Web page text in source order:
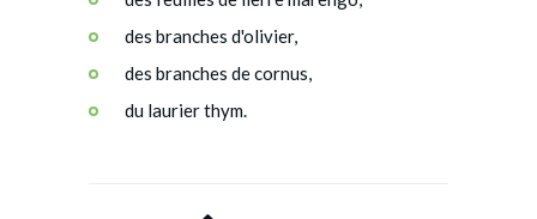
des branches d'olivier,
des branches de cornus,
du laurier thym.